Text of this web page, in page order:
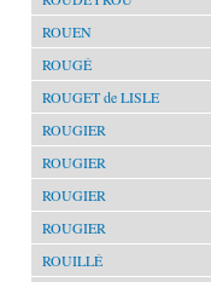
ROUEN
ROUGÉ
ROUGET de LISLE
ROUGIER
ROUGIER
ROUGIER
ROUGIER
ROUILLÉ